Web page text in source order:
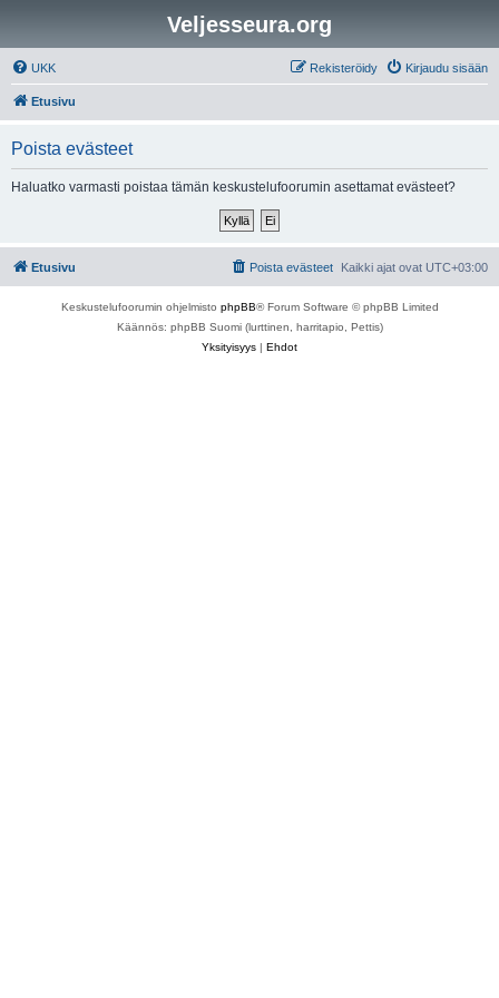
Veljesseura.org
UKK Kirjaudu sisään
Rekisteröidy
Etusivu
Poista evästeet
Haluatko varmasti poistaa tämän keskustelufoorumin asettamat evästeet?
Etusivu Kaikki ajat ovat UTC+03:00
Poista evästeet
Keskustelufoorumin ohjelmisto phpBB® Forum Software © phpBB Limited
Käännös: phpBB Suomi (lurttinen, harritapio, Pettis)
Yksityisyys | Ehdot